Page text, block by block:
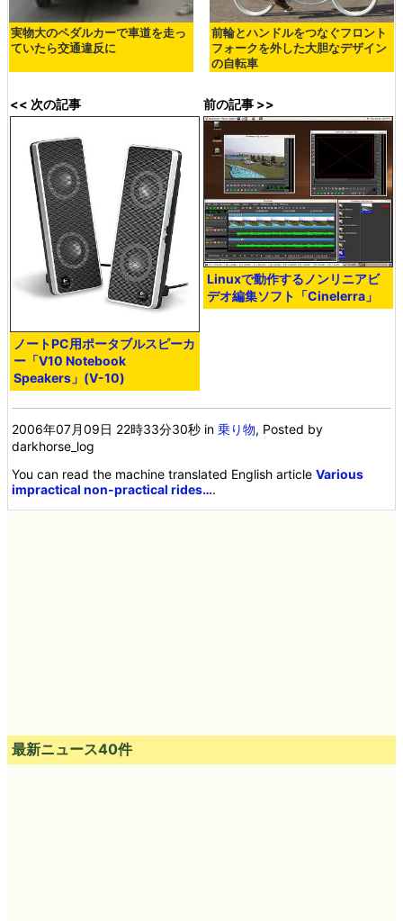
実物大のペダルカーで車道を走っ
ていたら交通違反に
前輪とハンドルをつなぐフロント
フォークを外した大胆なデザイン
の自転車
<< 次の記事
ノートPC用ポータブルスピーカ
ー「V10 Notebook
Speakers」(V-10)
前の記事 >>
Linuxで動作するノンリニアビ
デオ編集ソフト「Cinelerra」
2006年07月09日 22時33分30秒 in乗り物, Posted by
darkhorse_log
You can read the machine translated English articleVarious
impractical non-practical rides….
最新ニュース40件